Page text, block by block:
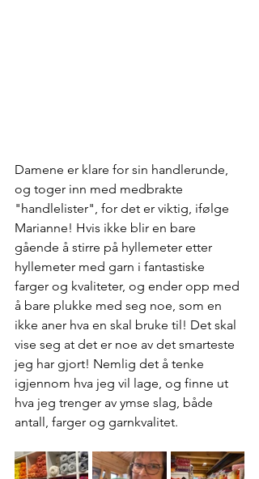
Damene er klare for sin handlerunde,
og toger inn med medbrakte
"handlelister", for det er viktig, ifølge
Marianne! Hvis ikke blir en bare
gående å stirre på hyllemeter etter
hyllemeter med garn i fantastiske
farger og kvaliteter, og ender opp med
å bare plukke med seg noe, som en
ikke aner hva en skal bruke til! Det skal
vise seg at det er noe av det smarteste
jeg har gjort! Nemlig det å tenke
igjennom hva jeg vil lage, og finne ut
hva jeg trenger av ymse slag, både
antall, farger og garnkvalitet.